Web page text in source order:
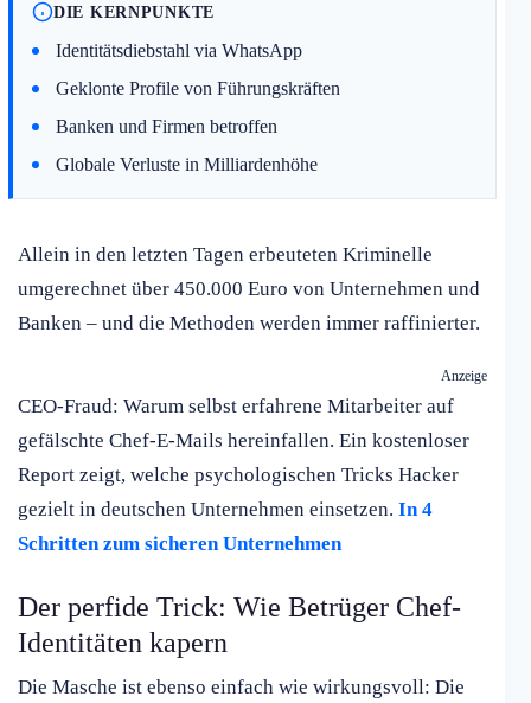
DIE KERNPUNKTE
Identitätsdiebstahl via WhatsApp
Geklonte Profile von Führungskräften
Banken und Firmen betroffen
Globale Verluste in Milliardenhöhe
Allein in den letzten Tagen erbeuteten Kriminelle
umgerechnet über 450.000 Euro von Unternehmen und
Banken – und die Methoden werden immer raffinierter.
Anzeige
CEO-Fraud: Warum selbst erfahrene Mitarbeiter auf
gefälschte Chef-E-Mails hereinfallen. Ein kostenloser
Report zeigt, welche psychologischen Tricks Hacker
gezielt in deutschen Unternehmen einsetzen. In 4
Schritten zum sicheren Unternehmen
Der perfide Trick: Wie Betrüger Chef-
Identitäten kapern
Die Masche ist ebenso einfach wie wirkungsvoll: Die